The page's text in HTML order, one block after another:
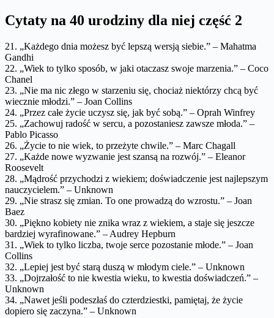
Cytaty na 40 urodziny dla niej część 2
21. „Każdego dnia możesz być lepszą wersją siebie.” – Mahatma
Gandhi
22. „Wiek to tylko sposób, w jaki otaczasz swoje marzenia.” – Coco
Chanel
23. „Nie ma nic złego w starzeniu się, chociaż niektórzy chcą być
wiecznie młodzi.” – Joan Collins
24. „Przez całe życie uczysz się, jak być sobą.” – Oprah Winfrey
25. „Zachowuj radość w sercu, a pozostaniesz zawsze młoda.” –
Pablo Picasso
26. „Życie to nie wiek, to przeżyte chwile.” – Marc Chagall
27. „Każde nowe wyzwanie jest szansą na rozwój.” – Eleanor
Roosevelt
28. „Mądrość przychodzi z wiekiem; doświadczenie jest najlepszym
nauczycielem.” – Unknown
29. „Nie strasz się zmian. To one prowadzą do wzrostu.” – Joan
Baez
30. „Piękno kobiety nie znika wraz z wiekiem, a staje się jeszcze
bardziej wyrafinowane.” – Audrey Hepburn
31. „Wiek to tylko liczba, twoje serce pozostanie młode.” – Joan
Collins
32. „Lepiej jest być starą duszą w młodym ciele.” – Unknown
33. „Dojrzałość to nie kwestia wieku, to kwestia doświadczeń.” –
Unknown
34. „Nawet jeśli podeszłaś do czterdziestki, pamiętaj, że życie
dopiero się zaczyna.” – Unknown